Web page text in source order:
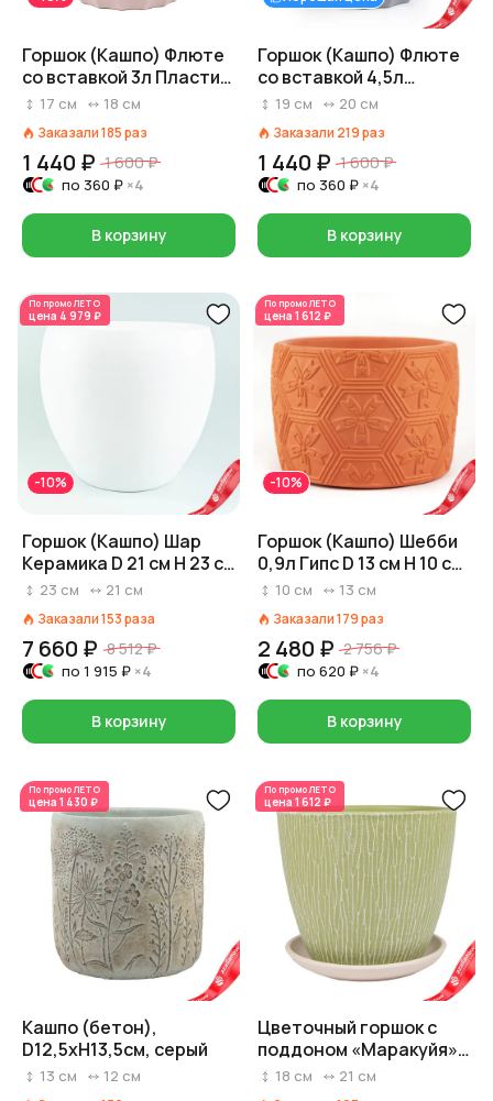
Горшок (Кашпо) Флюте
со вставкой 3л Пластик
D 18 см H 16,5 см
17 см 18 см
Заказали185раз
1 440 ₽ 1 600 ₽
по 360 ₽ ×4
В корзину
Горшок (Кашпо) Флюте
со вставкой 4,5л
Пластик D 20 см H 19 см
19 см 20 см
Заказали 219раз
1 440 ₽ 1 600 ₽
по 360 ₽ ×4
В корзину
По промоЛЕТО
цена 4 979 ₽
-10%
Горшок (Кашпо) Шар
Керамика D 21 см H 23 см
Белый
23 см 21 см
Заказали153раза
7 660 ₽ 8 512 ₽
по 1 915 ₽ ×4
В корзину
По промоЛЕТО
цена 1 612 ₽
-10%
Горшок (Кашпо) Шебби
0,9л Гипс D 13 см H 10 см
Оранжевый
10 см 13 см
Заказали179раз
2 480 ₽ 2 756 ₽
по 620 ₽ ×4
В корзину
По промоЛЕТО
цена 1 430 ₽
Кашпо (бетон),
D12,5xH13,5см, серый
13 см 12 см
По промоЛЕТО
цена 1 612 ₽
Цветочный горшок с
поддоном «Маракуйя»
(бетон), D21xH18см, 4л,
18 см 21 см